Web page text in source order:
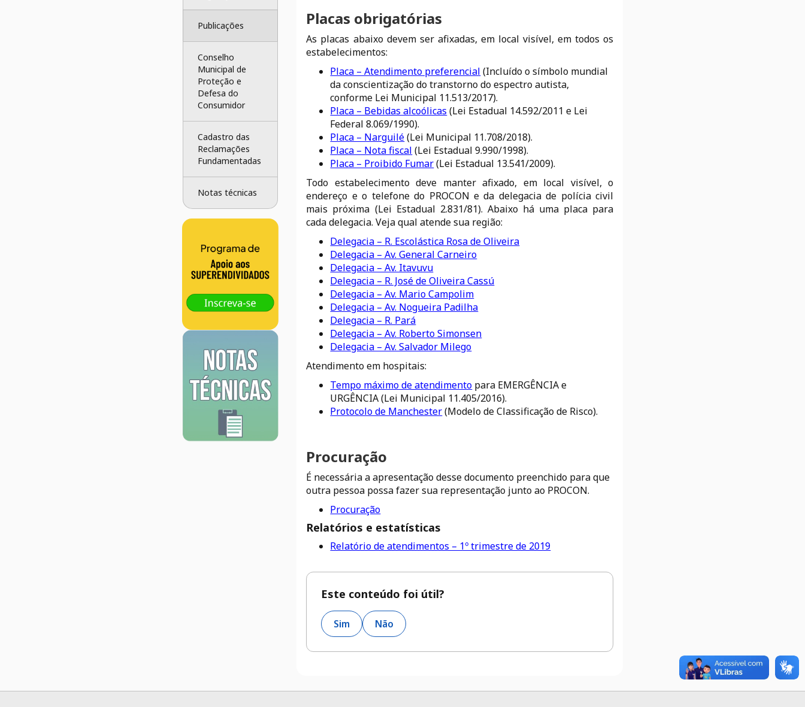
Publicações
Conselho
Municipal de
Proteção e
Defesa do
Consumidor
Cadastro das
Reclamações
Fundamentadas
Notas técnicas
Placas obrigatórias
As placas abaixo devem ser afixadas, em local visível, em todos os
estabelecimentos:
Placa – Atendimento preferencial (Incluído o símbolo mundial
da conscientização do transtorno do espectro autista,
conforme Lei Municipal 11.513/2017).
Placa – Bebidas alcoólicas (Lei Estadual 14.592/2011 e Lei
Federal 8.069/1990).
Placa – Narguilé(Lei Municipal 11.708/2018).
Placa – Nota fiscal (Lei Estadual 9.990/1998).
Placa – Proibido Fumar(Lei Estadual 13.541/2009).
Todo estabelecimento deve manter afixado, em local visível, o
endereço e o telefone do PROCON e da delegacia de polícia civil
mais próxima (Lei Estadual 2.831/81). Abaixo há uma placa para
cada delegacia. Veja qual atende sua região:
Delegacia – R. Escolástica Rosa de Oliveira
Delegacia – Av. General Carneiro
Delegacia – Av. Itavuvu
Delegacia – R. José de Oliveira Cassú
Delegacia – Av. Mario Campolim
Delegacia – Av. Nogueira Padilha
Delegacia – R. Pará
Delegacia – Av. Roberto Simonsen
Delegacia – Av. Salvador Milego
Atendimento em hospitais:
Tempo máximo de atendimento para EMERGÊNCIA e
URGÊNCIA (Lei Municipal 11.405/2016).
Protocolo de Manchester(Modelo de Classificação de Risco).
Procuração
É necessária a apresentação desse documento preenchido para que
outra pessoa possa fazer sua representação junto ao PROCON.
Procuração
Relatórios e estatísticas
Relatório de atendimentos – 1º trimestre de 2019
Este conteúdo foi útil?
Sim Não